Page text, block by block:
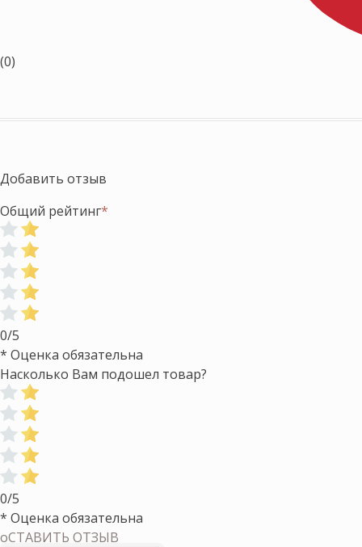
(0)
Добавить отзыв
Общий рейтинг*
0/5
* Оценка обязательна
Насколько Вам подошел товар?
0/5
* Оценка обязательна
оСТАВИТЬ ОТЗЫВ